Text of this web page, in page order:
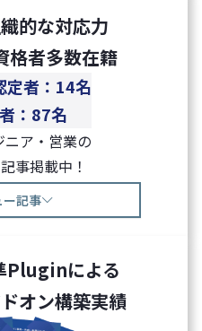
的な対応力
者多数在籍
定者：14名
：87名
ア・営業の
事掲載中！
ー記事
Pluginによる
オン構築実績